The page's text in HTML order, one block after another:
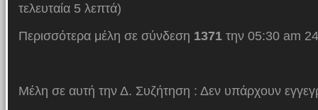
τελευταία 5 λεπτά)
Περισσότερα μέλη σε σύνδεση 1371την 05:30 am
Μέλη σε αυτή την Δ. Συζήτηση : Δεν υπάρχουν